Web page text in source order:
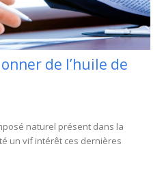
de l’huile de
naturel présent dans la
un vif intérêt ces dernières